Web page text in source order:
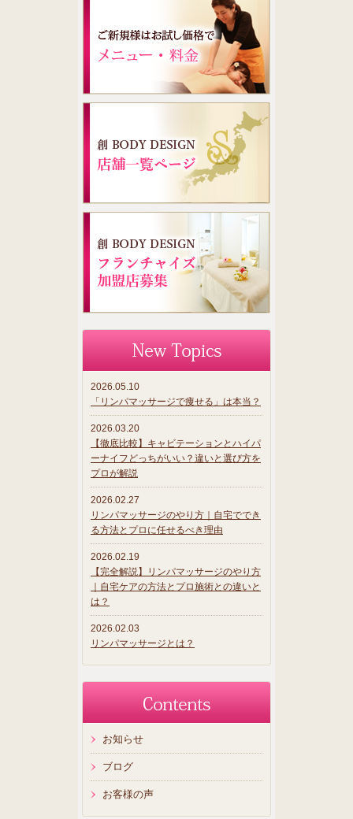
2026.05.10
「リンパマッサージで痩せる」は本当？
2026.03.20
【徹底比較】キャビテーションとハイパ
ーナイフどっちがいい？違いと選び方を
プロが解説
2026.02.27
リンパマッサージのやり方｜自宅ででき
る方法とプロに任せるべき理由
2026.02.19
【完全解説】リンパマッサージのやり方
｜自宅ケアの方法とプロ施術との違いと
は？
2026.02.03
リンパマッサージとは？
お知らせ
ブログ
お客様の声